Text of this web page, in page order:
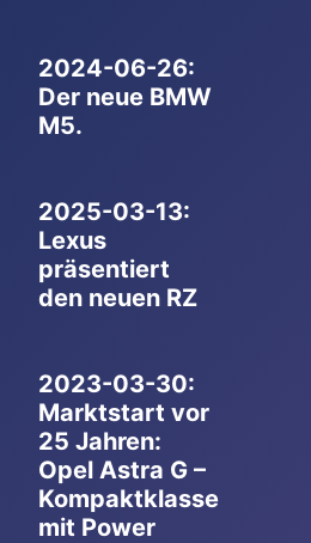
2024-06-26:
Der neue BMW
M5.
2025-03-13:
Lexus
präsentiert
den neuen RZ
2023-03-30:
Marktstart vor
25 Jahren:
Opel Astra G –
Kompaktklasse
mit Power